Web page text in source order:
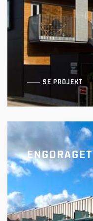
Emblasgade
SE PROJEKT
ENGDRAGET